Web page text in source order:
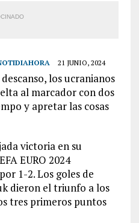
21 JUNIO, 2024
los ucranianos
al marcador con dos
y apretar las cosas
victoria en su
EURO 2024
1-2. Los goles de
dieron el triunfo a los
tres primeros puntos